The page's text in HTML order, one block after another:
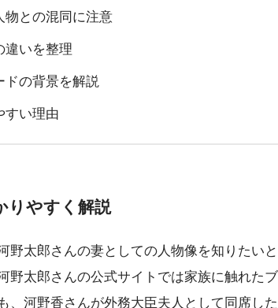
物との混同に注意
違いを整理
ドの背景を解説
すい理由
りやすく解説
野太郎さんの妻としての人物像を知りたいと
野太郎さんの公式サイトでは家族に触れたブ
、河野香さんが外務大臣夫人として同席した